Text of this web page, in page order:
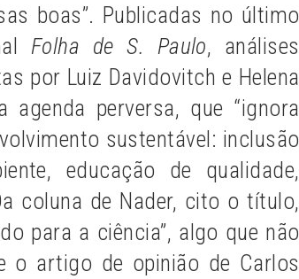
boas”. Publicadas no último
Folha de S. Paulo, análises
por Luiz Davidovitch e Helena
agenda perversa, que “ignora
sustentável: inclusão
educação de qualidade,
coluna de Nader, cito o título,
para a ciência”, algo que não
o artigo de opinião de Carlos